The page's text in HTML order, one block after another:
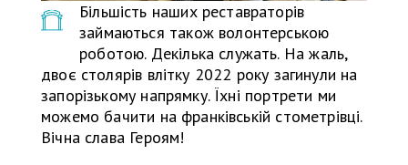
Більшість наших реставраторів
займаються також волонтерською
роботою. Декілька служать. На жаль,
двоє столярів влітку 2022 року загинули на
запорізькому напрямку. Їхні портрети ми
можемо бачити на франківській стометрівці.
Вічна слава Героям!